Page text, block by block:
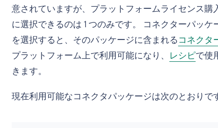
意されていますが、プラットフォームライセンス購
に選択できるのは 1 つのみです。 コネクターパッケ
を選択すると、そのパッケージに含まれるコネクタ
プラットフォーム上で利用可能になり、 レシピで使
きます。
現在利用可能なコネクタパッケージは次のとおりで